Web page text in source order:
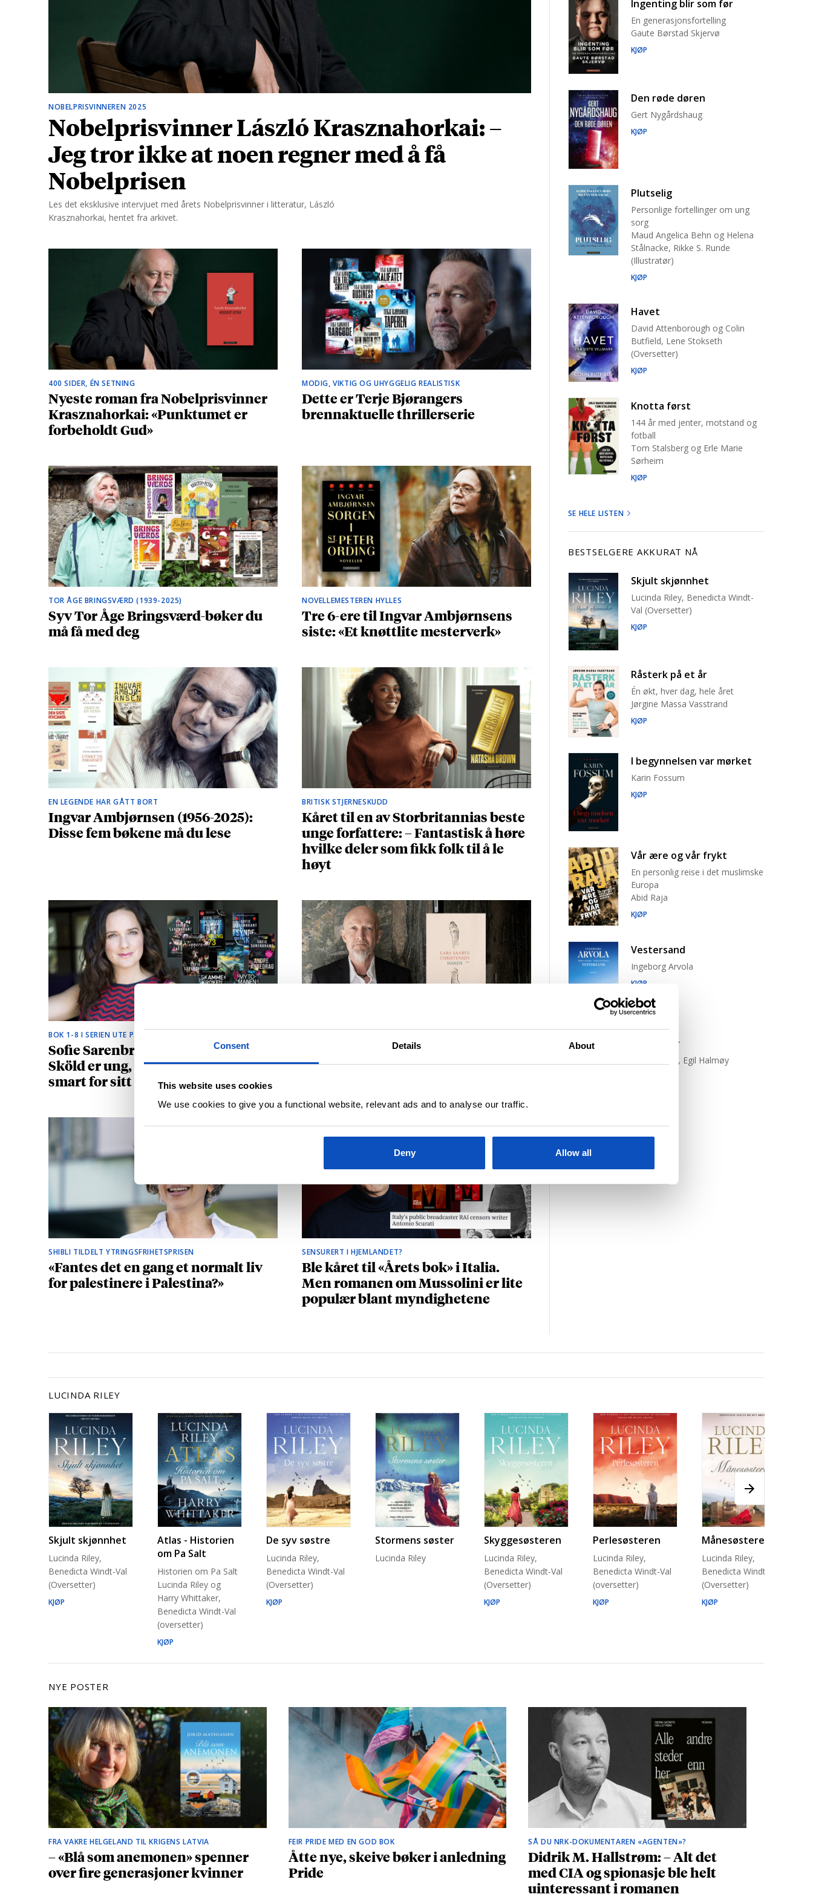
Consent Details About
This website uses cookies
We use cookies to give you a functional website, relevant ads and to analyse our traffic.
Deny Allow all
NOBELPRISVINNEREN 2025
Nobelprisvinner László Krasznahorkai: –
Jeg tror ikke at noen regner med å få
Nobelprisen
Les det eksklusive intervjuet med årets Nobelprisvinner i litteratur, László
Krasznahorkai, hentet fra arkivet.
400 SIDER, ÉN SETNING
Nyeste roman fra Nobelprisvinner
Krasznahorkai: «Punktumet er
forbeholdt Gud»
MODIG, VIKTIG OG UHYGGELIG REALISTISK
Dette er Terje Bjørangers
brennaktuelle thrillerserie
TOR ÅGE BRINGSVÆRD (1939-2025)
Syv Tor Åge Bringsværd-bøker du
må få med deg
NOVELLEMESTEREN HYLLES
Tre 6-ere til Ingvar Ambjørnsens
siste: «Et knøttlite mesterverk»
EN LEGENDE HAR GÅTT BORT
Ingvar Ambjørnsen (1956-2025):
Disse fem bøkene må du lese
BRITISK STJERNESKUDD
Kåret til en av Storbritannias beste
unge forfattere: – Fantastisk å høre
hvilke deler som fikk folk til å le
høyt
BOK 1-8 I SERIEN UTE PÅ NORSK
Sofie Sarenbrants krimhelt Emma
Sköld er ung, vakker og litt for
smart for sitt eget beste
Lars Saabye Christensens «Haren»
er full av setninger du vil spare på
SHIBLI TILDELT YTRINGSFRIHETSPRISEN
«Fantes det en gang et normalt liv
for palestinere i Palestina?»
SENSURERT I HJEMLANDET?
Ble kåret til «Årets bok» i Italia.
Men romanen om Mussolini er lite
populær blant myndighetene
Ingenting blir som før
En generasjonsfortelling
Gaute Børstad Skjervø
KJØP
Den røde døren
Gert Nygårdshaug
KJØP
Plutselig
Personlige fortellinger om ung
sorg
Maud Angelica Behn og Helena
Stålnacke, Rikke S. Runde
(Illustratør)
KJØP
Havet
David Attenborough og Colin
Butfield, Lene Stokseth
(Oversetter)
KJØP
Knotta først
144 år med jenter, motstand og
fotball
Tom Stalsberg og Erle Marie
Sørheim
KJØP
SE HELE LISTEN
BESTSELGERE AKKURAT NÅ
Skjult skjønnhet
Lucinda Riley, Benedicta Windt-
Val (Oversetter)
KJØP
Råsterk på et år
Én økt, hver dag, hele året
Jørgine Massa Vasstrand
KJØP
I begynnelsen var mørket
Karin Fossum
KJØP
Vår ære og vår frykt
En personlig reise i det muslimske
Europa
Abid Raja
KJØP
Vestersand
Ingeborg Arvola
KJØP
Trist tiger
Neige Sinno, Egil Halmøy
SE HELE LISTEN
LUCINDA RILEY
Skjult skjønnhet
Lucinda Riley,
Benedicta Windt-Val
(Oversetter)
KJØP
Atlas - Historien
om Pa Salt
Historien om Pa Salt
Lucinda Riley og
Harry Whittaker,
Benedicta Windt-Val
(oversetter)
KJØP
De syv søstre
Lucinda Riley,
Benedicta Windt-Val
(Oversetter)
KJØP
Stormens søster
Lucinda Riley
Skyggesøsteren
Lucinda Riley,
Benedicta Windt-Val
(Oversetter)
KJØP
Perlesøsteren
Lucinda Riley,
Benedicta Windt-Val
(oversetter)
KJØP
Månesøsteren
Lucinda Riley,
Benedicta Windt-Val
(Oversetter)
KJØP
NYE POSTER
FRA VAKRE HELGELAND TIL KRIGENS LATVIA
– «Blå som anemonen» spenner
over fire generasjoner kvinner
FEIR PRIDE MED EN GOD BOK
Åtte nye, skeive bøker i anledning
Pride
SÅ DU NRK-DOKUMENTAREN «AGENTEN»?
Didrik M. Hallstrøm: – Alt det
med CIA og spionasje ble helt
uinteressant i romanen